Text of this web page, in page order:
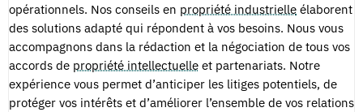
opérationnels. Nos conseils en propriété industrielle élaborent
des solutions adapté qui répondent à vos besoins. Nous vous
accompagnons dans la rédaction et la négociation de tous vos
accords de propriété intellectuelle et partenariats. Notre
expérience vous permet d’anticiper les litiges potentiels, de
protéger vos intérêts et d’améliorer l’ensemble de vos relations